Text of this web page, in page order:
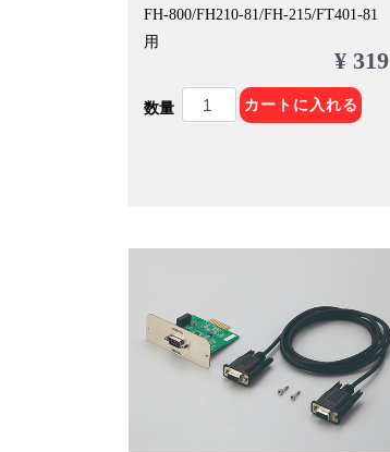
FH-800/FH210-81/FH-215/FT401-81
用
¥ 319
数量 カートに入れる